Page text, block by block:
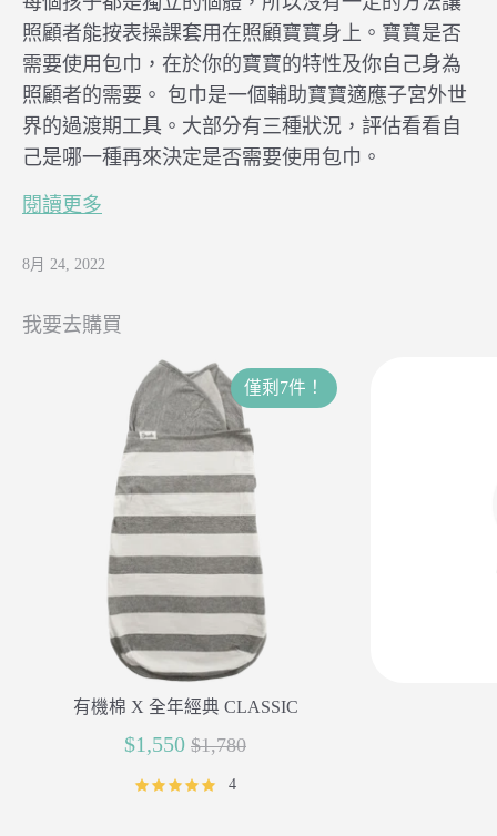
照顧者能按表操課套用在照顧寶寶身上。寶寶是否
需要使用包巾，在於你的寶寶的特性及你自己身為
照顧者的需要。 包巾是一個輔助寶寶適應子宮外世
界的過渡期工具。大部分有三種狀況，評估看看自
己是哪一種再來決定是否需要使用包巾。
閱讀更多
8月 24, 2022
我要去購買
有機棉 X 全年經典 CLASSIC
$1,550 正
常
$1,780
僅剩7件！
4